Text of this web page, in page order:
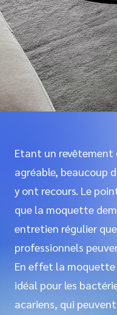
Etant un revêtement
agréable, beaucoup
y ont recours. Le
que la moquette
entretien régulier
professionnels
En effet la moquette
idéal pour les
acariens, qui